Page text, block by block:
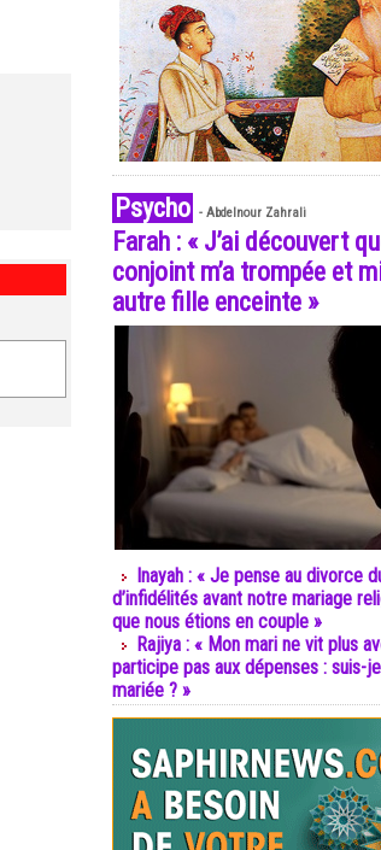
Psycho - Abdelnour Zahrali
Farah : « J’ai découvert
conjoint m’a trompée et
autre fille enceinte »
Inayah : « Je pense au divorce
d’infidélités avant notre mariage
que nous étions en couple »
Rajiya : « Mon mari ne vit plus
participe pas aux dépenses : suis-
mariée ? »